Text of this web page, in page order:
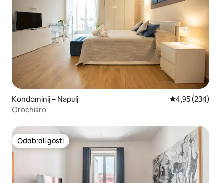
Kondominij – Napulj Prosječna
4,95 (234)
Orochiaro
Odabrali gosti
Odabrali gosti